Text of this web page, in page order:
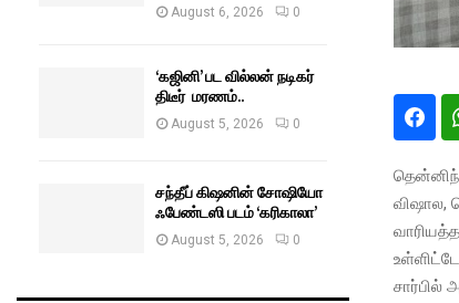
விஷால,
சார்பில்
August 6, 2026 0
‘கஜினி’ பட வில்லன் நடிகர்
திடீர் மரணம்..
August 5, 2026 0
சந்தீப் கிஷனின் சோஷியோ
ஃபேண்டஸி படம் ‘கரிகாலா’
August 5, 2026 0